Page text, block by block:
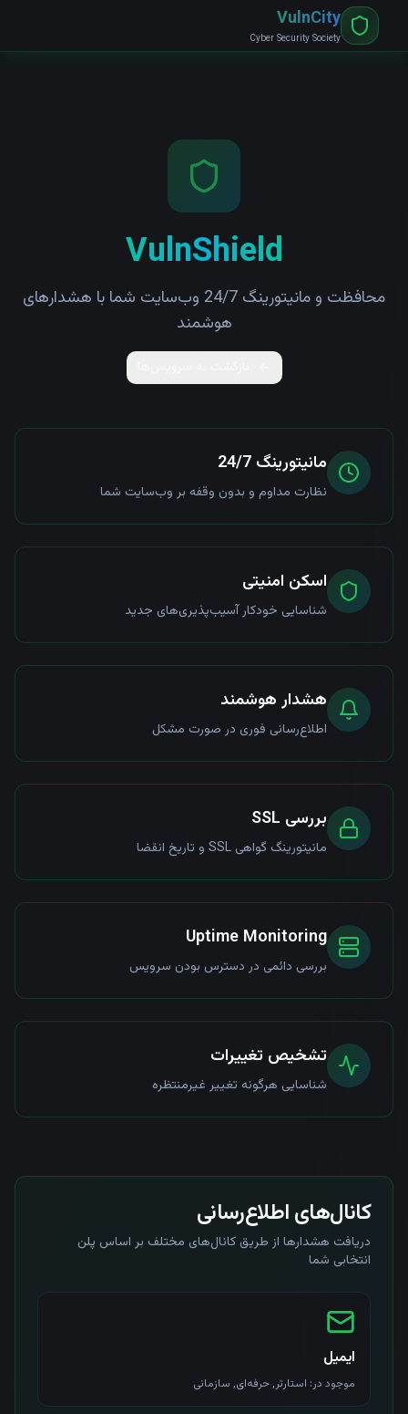
VulnCity
Cyber Security Society
VulnShield
محافظت و مانیتورینگ 24/7 وب‌سایت شما با هشدارهای
هوشمند
مانیتورینگ 24/7
نظارت مداوم و بدون وقفه بر وب‌سایت شما
اسکن امنیتی
شناسایی خودکار آسیب‌پذیری‌های جدید
هشدار هوشمند
اطلاع‌رسانی فوری در صورت مشکل
بررسی SSL
مانیتورینگ گواهی SSL و تاریخ انقضا
Uptime Monitoring
بررسی دائمی در دسترس بودن سرویس
تشخیص تغییرات
شناسایی هرگونه تغییر غیرمنتظره
کانال‌های اطلاع‌رسانی
دریافت هشدارها از طریق کانال‌های مختلف بر اساس پلن
انتخابی شما
ایمیل
موجود در: استارتر, حرفه‌ای, سازمانی